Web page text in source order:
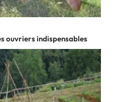
ouvriers indispensables